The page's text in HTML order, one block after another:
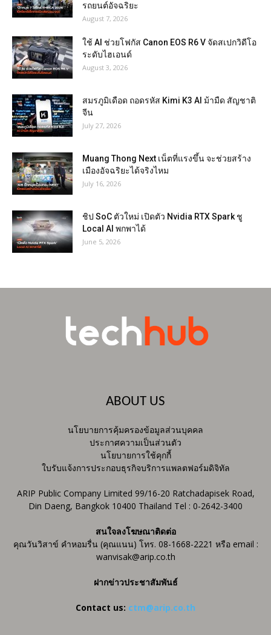
รถยนต์อัจฉริยะ
August 7, 2026
ใช้ AI ช่วยโฟกัส Canon EOS R6 V จัดสเปกวิดีโอ
ระดับไฮเอนด์
August 3, 2026
สมรภูมิเดือด ถอดรหัส Kimi K3 AI ม้ามืด สัญชาติ
จีน
July 27, 2026
Muang Thong Next เน็ตที่แรงขึ้น จะช่วยสร้าง
เมืองอัจฉริยะได้จริงไหม
July 16, 2026
ชิป SoC ตัวใหม่ เปิดตัว Nvidia RTX Spark ชู
Local AI พกพาได้
June 5, 2026
ABOUT US
นโยบายการคุ้มครองข้อมูลส่วนบุคคล
ประกาศความเป็นส่วนตัว
นโยบายการใช้คุกกี้
ใบรับแจ้งการประกอบธุรกิจบริการแพลตฟอร์มดิจิทัล
ARIP Public Company Limited 99/16-20 Ratchadapisek Road,
Din Daeng, Bangkok 10400 Thailand Tel : 0-2642-3400
สนใจลงโฆษณาติดต่อ
คุณวันวิสาข์ คำหอมรื่น (คุณแนน) โทร. 08-1668-2221 หรือ email :
wanvisak@arip.co.th
ฝากข่าวประชาสัมพันธ์
Contact us: ctm@arip.co.th